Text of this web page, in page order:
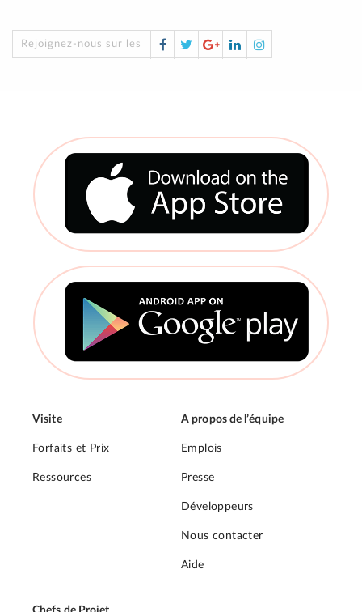
Rejoignez-nous sur les réseaux sociaux !
Facebook
TwitterGoogle
Plus
LinkedInInstagram
Visite
Forfaits et Prix
Ressources
A propos de l’équipe
Emplois
Presse
Développeurs
Nous contacter
Aide